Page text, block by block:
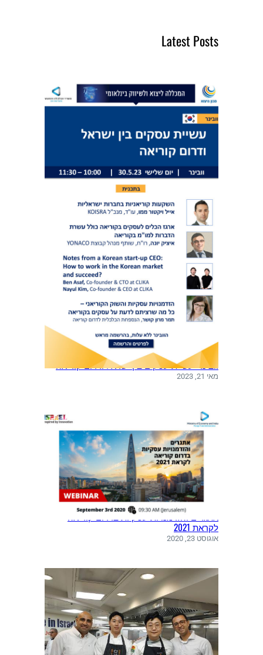
ת
י
א
ה
Latest Posts
וובינר: עשיית עסקים בין ישראל ודרום קוריאה
מאי 21, 2023
אתגרים והזדמנויות עסקיות בדרום קוריאה
לקראת 2021
אוגוסט 23, 2020